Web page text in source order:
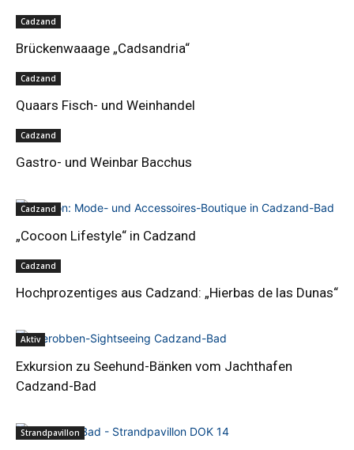
Cadzand
Brückenwaaage „Cadsandria“
Cadzand
Quaars Fisch- und Weinhandel
Cadzand
Gastro- und Weinbar Bacchus
Cadzand
„Cocoon Lifestyle“ in Cadzand
Cadzand
Hochprozentiges aus Cadzand: „Hierbas de las Dunas“
Aktiv
Exkursion zu Seehund-Bänken vom Jachthafen
Cadzand-Bad
Strandpavillon